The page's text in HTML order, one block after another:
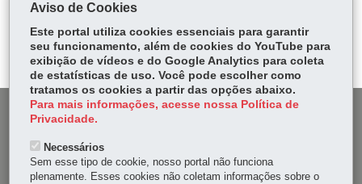
ok
itt
er
Ap
p
DENUNCIE CORRUPÇÃO
OUVIDORIA
Aviso de Cookies
Este portal utiliza cookies essenciais para garantir
seu funcionamento, além de cookies do YouTube para
exibição de vídeos e do Google Analytics para coleta
de estatísticas de uso. Você pode escolher como
tratamos os cookies a partir das opções abaixo.
Para mais informações, acesse nossa Política de
Privacidade.
Necessários
Sem esse tipo de cookie, nosso portal não funciona
plenamente. Esses cookies não coletam informações sobre o